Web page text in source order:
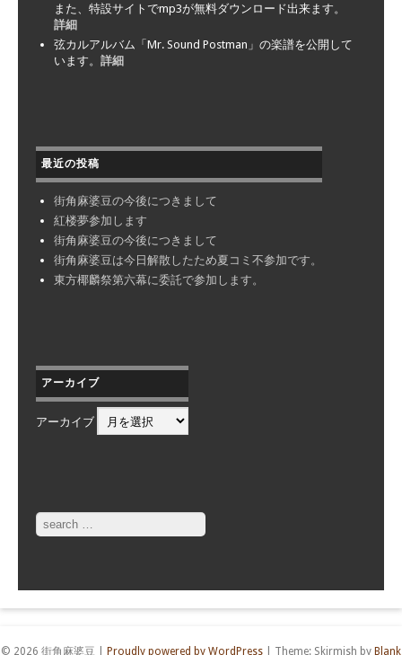
また、特設サイトでmp3が無料ダウンロード出来ます。
詳細
弦カルアルバム「Mr. Sound Postman」の楽譜を公開して
います。 詳細
最近の投稿
街角麻婆豆の今後につきまして
紅楼夢参加します
街角麻婆豆の今後につきまして
街角麻婆豆は今日解散したため夏コミ不参加です。
東方椰麟祭第六幕に委託で参加します。
アーカイブ
アーカイブ
Search
© 2026 街角麻婆豆 Proudly powered by WordPress Theme: Skirmish by Blank